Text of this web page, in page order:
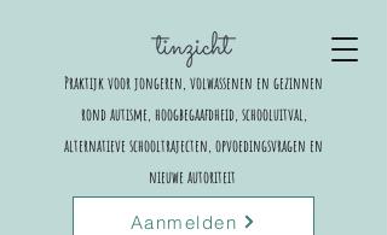
Praktijk voor jongeren, volwassenen en gezinnen
rond autisme, hoogbegaafdheid, schooluitval,
alternatieve schooltrajecten, opvoedingsvragen en
nieuwe autoriteit
Aanmelden